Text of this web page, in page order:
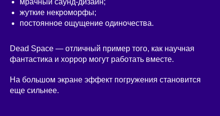
мрачный саунд-дизайн;
жуткие некроморфы;
постоянное ощущение одиночества.
Dead Space — отличный пример того, как научная
фантастика и хоррор могут работать вместе.
На большом экране эффект погружения становится
еще сильнее.